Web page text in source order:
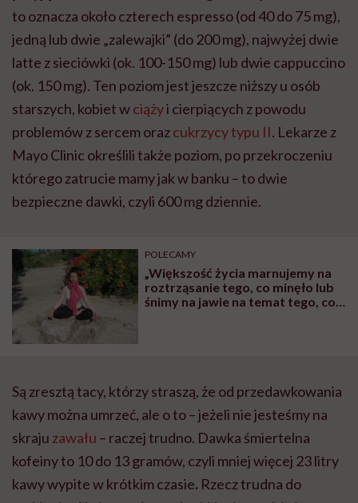
to oznacza około czterech espresso (od 40 do 75 mg),
jedną lub dwie „zalewajki” (do 200 mg), najwyżej dwie
latte z sieciówki (ok. 100-150 mg) lub dwie cappuccino
(ok. 150 mg). Ten poziom jest jeszcze niższy u osób
starszych, kobiet wciążyi cierpiących z powodu
problemów z sercem orazcukrzycy typu II. Lekarze z
Mayo Clinic określili także poziom, po przekroczeniu
którego zatrucie mamy jak w banku – to dwie
bezpieczne dawki, czyli 600 mg dziennie.
POLECAMY
„Większość życia marnujemy na
roztrząsanie tego, co minęło lub
śnimy na jawie na temat tego, co
Są zresztą tacy, którzy straszą, że od przedawkowania
kawy można umrzeć, ale o to – jeżeli nie jesteśmy na
skraju zawału – raczej trudno. Dawka śmiertelna
kofeiny to 10 do 13 gramów, czyli mniej więcej 23 litry
kawy wypite w krótkim czasie. Rzecz trudna do